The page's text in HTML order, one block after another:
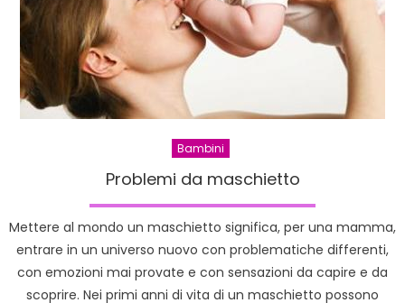
ADULTI
Bambini
Problemi da maschietto
Mettere al mondo un maschietto significa, per una mamma,
entrare in un universo nuovo con problematiche differenti,
con emozioni mai provate e con sensazioni da capire e da
scoprire. Nei primi anni di vita di un maschietto possono